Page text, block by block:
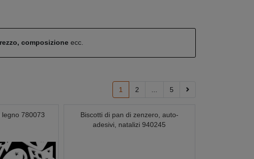
composizioneecc.
1 2 5
780073
Biscotti di pan di zenzero, auto-
adesivi, natalizi 940245